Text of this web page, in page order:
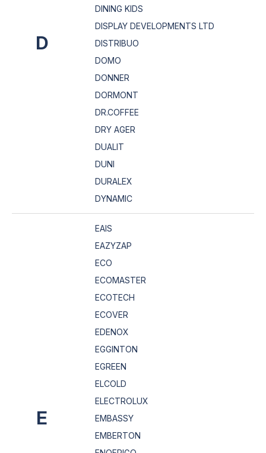
D
DINING KIDS
DISPLAY DEVELOPMENTS LTD
DISTRIBUO
DOMO
DONNER
DORMONT
DR.COFFEE
DRY AGER
DUALIT
DUNI
DURALEX
DYNAMIC
E
EAIS
EAZYZAP
ECO
ECOMASTER
ECOTECH
ECOVER
EDENOX
EGGINTON
EGREEN
ELCOLD
ELECTROLUX
EMBASSY
EMBERTON